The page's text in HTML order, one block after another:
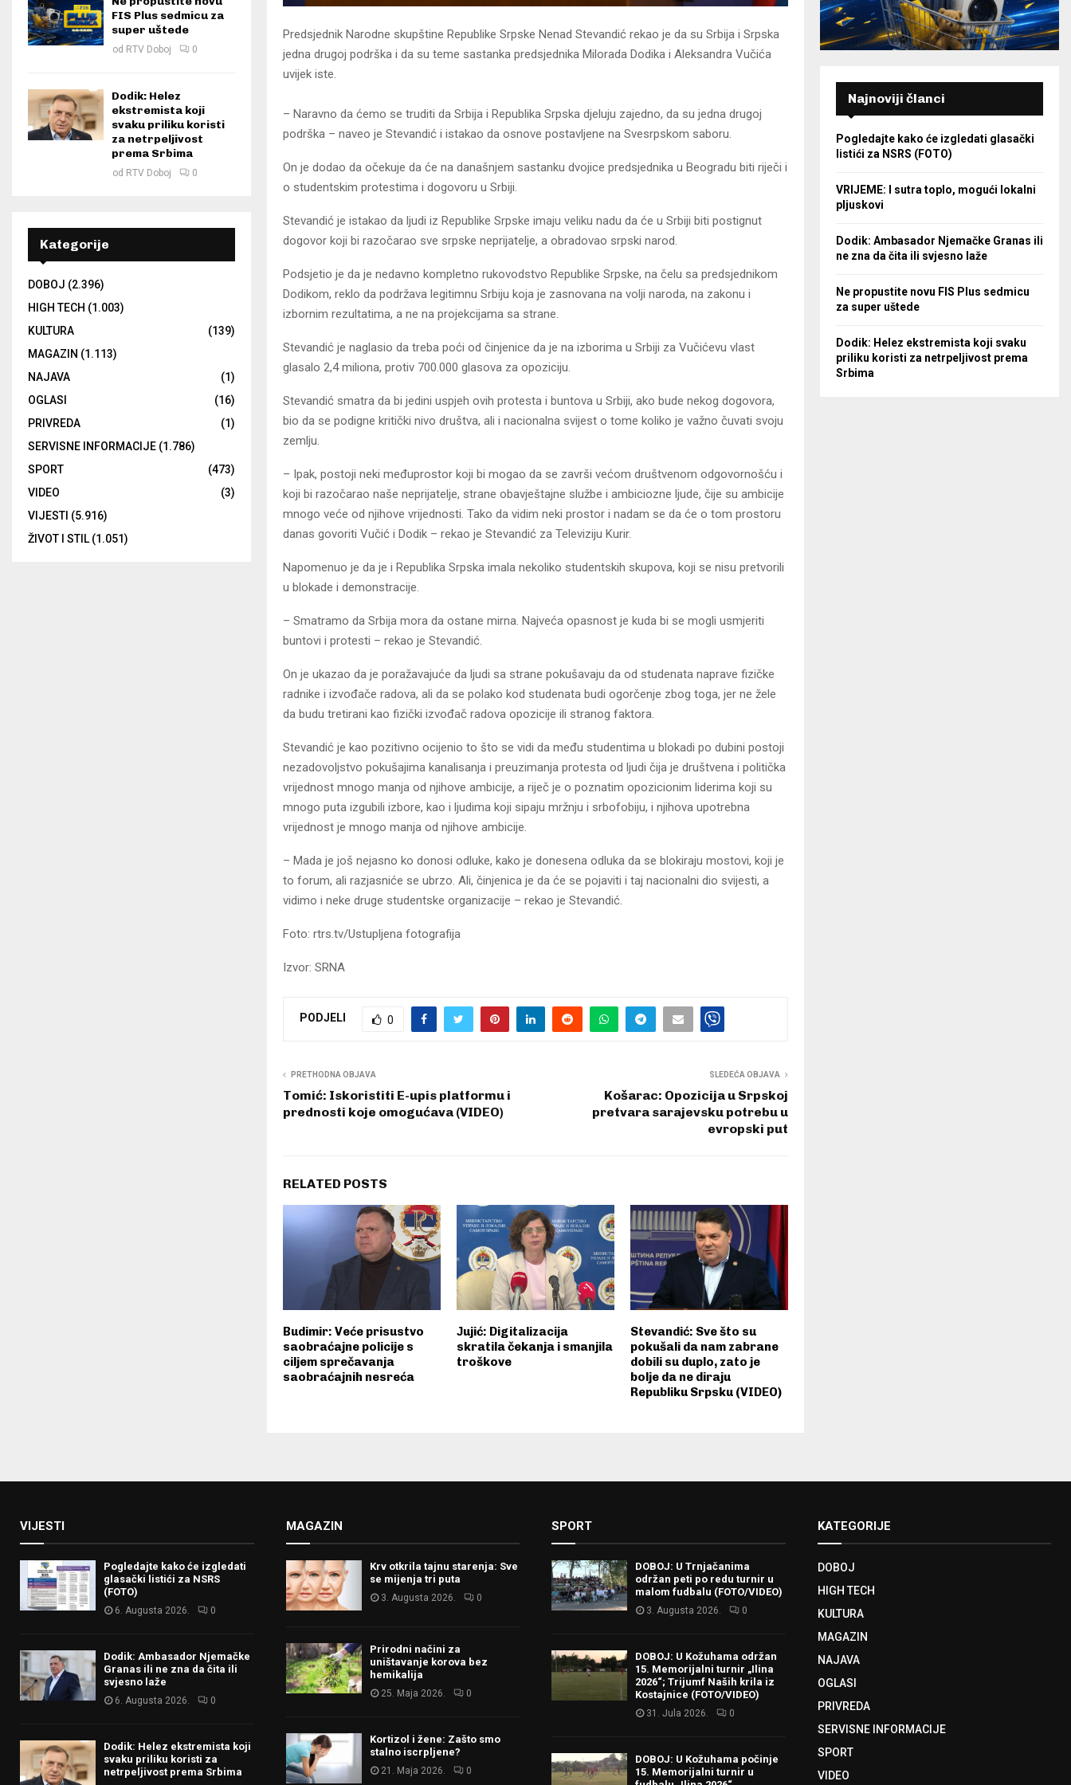
Predsjednik Narodne skupštine Republike Srpske Nenad Stevandić rekao je da su Srbija i Srpska
jedna drugoj podrška i da su teme sastanka predsjednika Milorada Dodika i Aleksandra Vučića
uvijek iste.
– Naravno da ćemo se truditi da Srbija i Republika Srpska djeluju zajedno, da su jedna drugoj
podrška – naveo je Stevandić i istakao da osnove postavljene na Svesrpskom saboru.
On je dodao da očekuje da će na današnjem sastanku dvojice predsjednika u Beogradu biti riječi i
o studentskim protestima i dogovoru u Srbiji.
Stevandić je istakao da ljudi iz Republike Srpske imaju veliku nadu da će u Srbiji biti postignut
dogovor koji bi razočarao sve srpske neprijatelje, a obradovao srpski narod.
Podsjetio je da je nedavno kompletno rukovodstvo Republike Srpske, na čelu sa predsjednikom
Dodikom, reklo da podržava legitimnu Srbiju koja je zasnovana na volji naroda, na zakonu i
izbornim rezultatima, a ne na projekcijama sa strane.
Stevandić je naglasio da treba poći od činjenice da je na izborima u Srbiji za Vučićevu vlast
glasalo 2,4 miliona, protiv 700.000 glasova za opoziciju.
Stevandić smatra da bi jedini uspjeh ovih protesta i buntova u Srbiji, ako bude nekog dogovora,
bio da se podigne kritički nivo društva, ali i nacionalna svijest o tome koliko je važno čuvati svoju
zemlju.
– Ipak, postoji neki međuprostor koji bi mogao da se završi većom društvenom odgovornošću i
koji bi razočarao naše neprijatelje, strane obavještajne službe i ambiciozne ljude, čije su ambicije
mnogo veće od njihove vrijednosti. Tako da vidim neki prostor i nadam se da će o tom prostoru
danas govoriti Vučić i Dodik – rekao je Stevandić za Televiziju Kurir.
Napomenuo je da je i Republika Srpska imala nekoliko studentskih skupova, koji se nisu pretvorili
u blokade i demonstracije.
– Smatramo da Srbija mora da ostane mirna. Najveća opasnost je kuda bi se mogli usmjeriti
buntovi i protesti – rekao je Stevandić.
On je ukazao da je poražavajuće da ljudi sa strane pokušavaju da od studenata naprave fizičke
radnike i izvođače radova, ali da se polako kod studenata budi ogorčenje zbog toga, jer ne žele
da budu tretirani kao fizički izvođač radova opozicije ili stranog faktora.
Stevandić je kao pozitivno ocijenio to što se vidi da među studentima u blokadi po dubini postoji
nezadovoljstvo pokušajima kanalisanja i preuzimanja protesta od ljudi čija je društvena i politička
vrijednost mnogo manja od njihove ambicije, a riječ je o poznatim opozicionim liderima koji su
mnogo puta izgubili izbore, kao i ljudima koji sipaju mržnju i srbofobiju, i njihova upotrebna
vrijednost je mnogo manja od njihove ambicije.
– Mada je još nejasno ko donosi odluke, kako je donesena odluka da se blokiraju mostovi, koji je
to forum, ali razjasniće se ubrzo. Ali, činjenica je da će se pojaviti i taj nacionalni dio svijesti, a
vidimo i neke druge studentske organizacije – rekao je Stevandić.
Foto: rtrs.tv/Ustupljena fotografija
Izvor: SRNA
PODJELI 0
PRETHODNA OBJAVA
Tomić: Iskoristiti E-upis platformu i
prednosti koje omogućava (VIDEO)
SLEDEĆA OBJAVA
Košarac: Opozicija u Srpskoj
pretvara sarajevsku potrebu u
evropski put
RELATED POSTS
Budimir: Veće prisustvo
saobraćajne policije s
ciljem sprečavanja
saobraćajnih nesreća
Јujić: Digitalizacija
skratila čekanja i smanjila
troškove
Stevandić: Sve što su
pokušali da nam zabrane
dobili su duplo, zato je
bolje da ne diraju
Republiku Srpsku (VIDEO)
FIS Plus sedmicu za
super uštede
od RTV Doboj 0
Dodik: Helez
ekstremista koji
svaku priliku koristi
za netrpeljivost
prema Srbima
od RTV Doboj 0
Kategorije
DOBOJ (2.396)
HIGH TECH (1.003)
KULTURA
(139)
MAGAZIN (1.113)
NAJAVA
(1)
OGLASI
(16)
PRIVREDA
(1)
SERVISNE INFORMACIJE (1.786)
SPORT
(473)
VIDEO
(3)
VIJESTI (5.916)
ŽIVOT I STIL(1.051)
Najnoviji članci
Pogledajte kako će izgledati glasački
listići za NSRS (FOTO)
VRIJEME: I sutra toplo, mogući lokalni
pljuskovi
Dodik: Ambasador Njemačke Granas ili
ne zna da čita ili svjesno laže
Ne propustite novu FIS Plus sedmicu
za super uštede
Dodik: Helez ekstremista koji svaku
priliku koristi za netrpeljivost prema
Srbima
VIJESTI
Pogledajte kako će izgledati
glasački listići za NSRS
(FOTO)
6. Augusta 2026. 0
Dodik: Ambasador Njemačke
Granas ili ne zna da čita ili
svjesno laže
6. Augusta 2026. 0
Dodik: Helez ekstremista koji
svaku priliku koristi za
netrpeljivost prema Srbima
MAGAZIN
Krv otkrila tajnu starenja: Sve
se mijenja tri puta
3. Augusta 2026. 0
Prirodni načini za
uništavanje korova bez
hemikalija
25. Maja 2026. 0
Kortizol i žene: Zašto smo
stalno iscrpljene?
21. Maja 2026. 0
SPORT
DOBOJ: U Trnjačanima
održan peti po redu turnir u
malom fudbalu (FOTO/VIDEO)
3. Augusta 2026. 0
DOBOJ: U Kožuhama održan
15. Memorijalni turnir „Ilina
2026“; Trijumf Naših krila iz
Kostajnice (FOTO/VIDEO)
31. Jula 2026. 0
DOBOJ: U Kožuhama počinje
15. Memorijalni turnir u
KATEGORIJE
DOBOJ
HIGH TECH
KULTURA
MAGAZIN
NAJAVA
OGLASI
PRIVREDA
SERVISNE INFORMACIJE
SPORT
VIDEO